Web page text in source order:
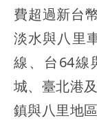
費超過新台
淡水與八里
線、台64線
城、臺北港
鎮與八里地區